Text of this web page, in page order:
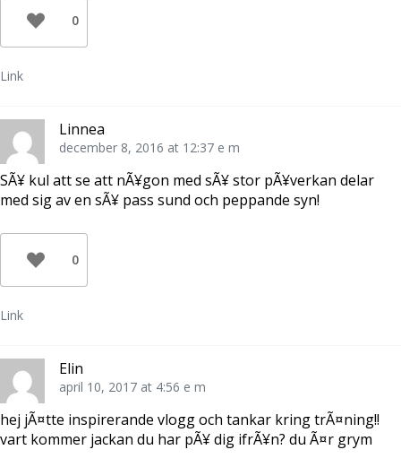
0
Link
Linnea
december 8, 2016 at 12:37 e m
SÃ¥ kul att se att nÃ¥gon med sÃ¥ stor pÃ¥verkan delar
med sig av en sÃ¥ pass sund och peppande syn!
0
Link
Elin
april 10, 2017 at 4:56 e m
hej jÃ¤tte inspirerande vlogg och tankar kring trÃ¤ning!!
vart kommer jackan du har pÃ¥ dig ifrÃ¥n? du Ã¤r grym